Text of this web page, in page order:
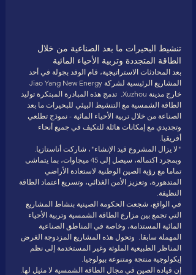
تنشيط البحيرات ما بعد الصناعية من خلال
الطاقة المتجددة وتربية الأحياء المائية
بعد المحادثات الاستراتيجية، قام الوفد بجولة في أحد
خارج مدينة Xuzhou.  تدمج هذه المبادرة المبتكرة توليد
الطاقة الشمسية مع التنشيط البيئي للبحيرات ما بعد
الصناعة من خلال تربية الأحياء المائية - نموذج تطلعي
وتجديدي مع إمكانات هائلة للتكيف في جميع أنحاء
أفريقيا.
"لا يزال المشروع قيد الإنشاء"، شاركت أناستازيا.
وبمجرد اكتماله، سيصل إلى 45 ميجاوات، بما يتماشى
تماما مع رؤية الصين الوطنية لاستعادة الأراضي
المتدهورة، وتعزيز الأمن الغذائي، وتسريع اعتماد الطاقة
النظيفة.
في الواقع، شجعت الحكومة الصينية بنشاط المشاريع
التي تجمع بين مزارع الطاقة الشمسية وتربية الأحياء
المائية المستدامة، وخاصة في المناطق الصناعية
المهملة سابقا.  وتحول هذه المشاريع المزدوجة الغرض
المناظر الطبيعية الملوثة وغير المستخدمة إلى نظم
إيكولوجية منتجة ومتنوعة بيولوجيا.
إن قيادة الصين في مجال الطاقة الشمسية لا مثيل لها.